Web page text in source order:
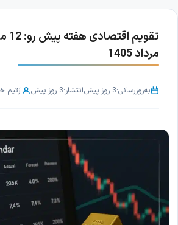
مرداد 1405
به‌روزرسانی:3 روز پیش انتشار:3 روز پیش ازتیم